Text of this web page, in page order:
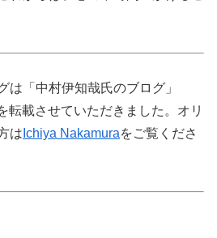
は「中村伊知哉氏のブログ」
転載させていただきました。オリ
は Ichiya Nakamuraをご覧くださ